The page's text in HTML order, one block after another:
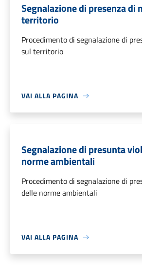
Segnalazione di presenza di
territorio
Procedimento di segnalazione di
sul territorio
VAI ALLA PAGINA
Segnalazione di presunta
norme ambientali
Procedimento di segnalazione di
delle norme ambientali
VAI ALLA PAGINA